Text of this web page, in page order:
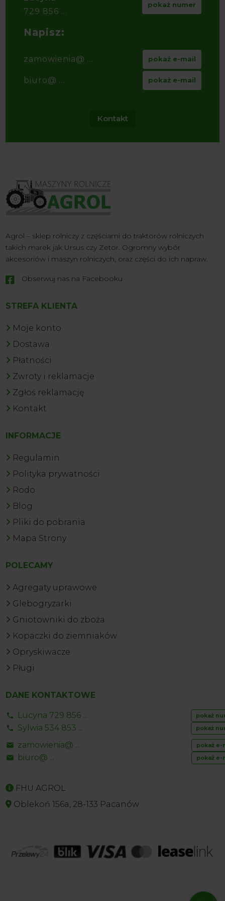
729 856 ...
pokaż numer
Napisz:
zamowienia@ ... pokaż e-mail
biuro@ ... pokaż e-mail
Kontakt
Agrol – sklep rolniczy z częściami do traktorów rolniczych
takich marek jak Ursus czy Zetor. Ogromny wybór
akcesoriów i maszyn rolniczych, oraz części do ich napraw.
 Obserwuj nas na Facebooku
STREFA KLIENTA
Moje konto
Dostawa
Płatności
Zwroty i reklamacje
Zgłoś reklamację
Kontakt
INFORMACJE
Regulamin
Polityka prywatności
Rodo
Blog
Pliki do pobrania
Mapa Strony
POLECAMY
Agregaty uprawowe
Glebogryzarki
Gniotowniki do zboża
Kopaczki do ziemniaków
Opryskiwacze
Pługi
DANE KONTAKTOWE
Lucyna 729 856 ... pokaż
Sylwia 534 853 ... pokaż
zamowienia@ ... pokaż e-
biuro@ ... pokaż e-
FHU AGROL
Oblekoń 156a, 28-133 Pacanów